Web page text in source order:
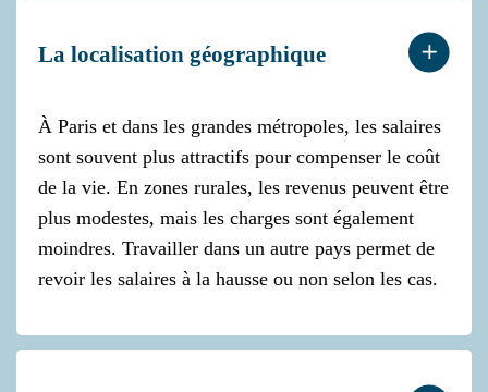
La localisation géographique
À Paris et dans les grandes métropoles, les salaires
sont souvent plus attractifs pour compenser le coût
de la vie. En zones rurales, les revenus peuvent être
plus modestes, mais les charges sont également
moindres. Travailler dans un autre pays permet de
revoir les salaires à la hausse ou non selon les cas.